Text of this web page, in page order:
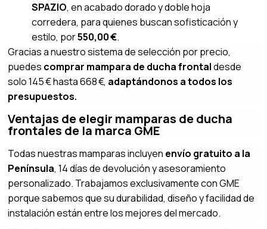
SPAZIO, en acabado dorado y doble hoja
corredera, para quienes buscan sofisticación y
estilo, por550,00 €.
Gracias a nuestro sistema de selección por precio,
puedes comprar mampara de ducha frontaldesde
solo 145 € hasta 668 €, adaptándonos a todos los
presupuestos.
Ventajas de elegir mamparas de ducha
frontales de la marca GME
Todas nuestras mamparas incluyen envío gratuito a la
Península, 14 días de devolución y asesoramiento
personalizado. Trabajamos exclusivamente con GME
porque sabemos que su durabilidad, diseño y facilidad de
instalación están entre los mejores del mercado.